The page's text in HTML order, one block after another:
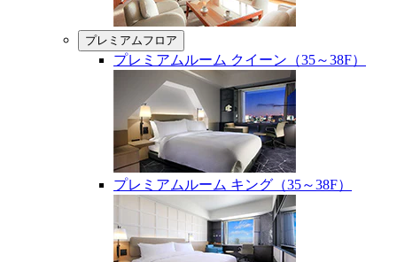
プレミアムフロア
プレミアムルーム クイーン（35～38F）
プレミアムルーム キング（35～38F）